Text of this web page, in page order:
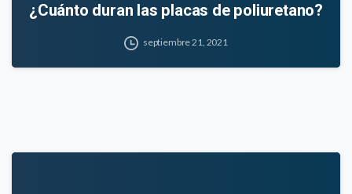
¿Cuánto duran las placas de poliuretano?
septiembre 21, 2021